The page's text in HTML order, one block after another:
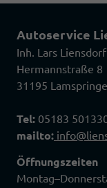
Autoservice
Inh. Lars Liensdorf
Hermannstraße 8
31195 Lamspringe
Tel: 05183
mailto:
Öffnungszeiten